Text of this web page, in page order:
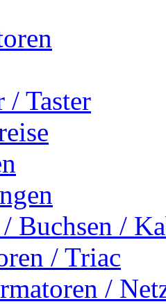
/ Taster
Buchsen /
/ Triac
/